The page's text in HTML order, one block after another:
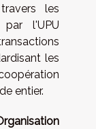
les
l'UPU
les
entier.